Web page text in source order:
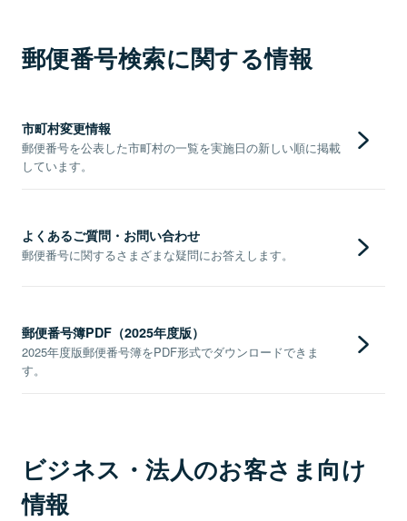
郵便番号検索に関する情報
市町村変更情報
郵便番号を公表した市町村の一覧を実施日の新しい順に掲載
しています。
よくあるご質問・お問い合わせ
郵便番号に関するさまざまな疑問にお答えします。
郵便番号簿PDF（2025年度版）
2025年度版郵便番号簿をPDF形式でダウンロードできま
す。
ビジネス・法人のお客さま向け
情報